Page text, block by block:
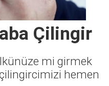
Çilingir
mi girmek
hemen